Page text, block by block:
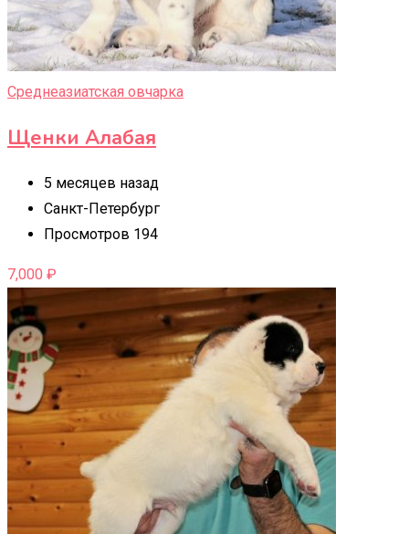
Среднеазиатская овчарка
Щенки Алабая
5 месяцев назад
Санкт-Петербург
Просмотров 194
7,000 ₽